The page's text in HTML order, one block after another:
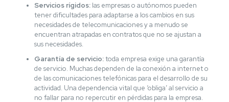
Servicios rígidos:las empresas o autónomos pueden
tener dificultades para adaptarse a los cambios en sus
necesidades de telecomunicaciones y a menudo se
encuentran atrapadas en contratos que no se ajustan a
sus necesidades.
Garantía de servicio:toda empresa exige una garantía
de servicio. Muchas dependen de la conexión a internet o
de las comunicaciones telefónicas para el desarrollo de su
actividad. Una dependencia vital que ‘obliga’ al servicio a
no fallar para no repercutir en pérdidas para la empresa.